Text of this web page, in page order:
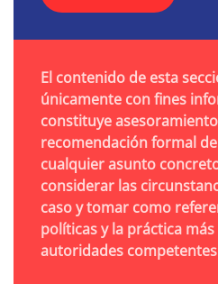
El contenido de esta
únicamente con fines
constituye
recomendación formal
cualquier asunto
considerar las
caso y tomar como
políticas y la práctica
autoridades